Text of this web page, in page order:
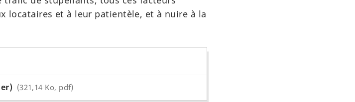
locataires et à leur patientèle, et à nuire à la
321,14 Ko, pdf